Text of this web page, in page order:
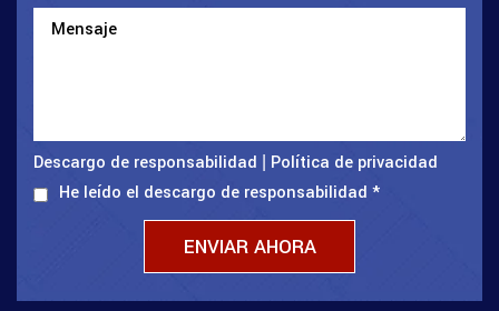
Descargo de responsabilidad
Política de privacidad
He leído el descargo de responsabilidad *